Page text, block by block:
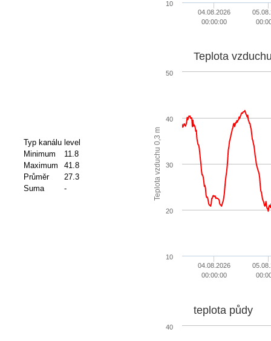
04.08.2026
00:00:00
10
Typ kanálu level
Minimum
11.8
Maximum
41.8
Průměr
27.3
Suma
- Teplota vzduchu 0,3 m
Teplota
04.08.2026
00:00:00
10
20
30
40
50
teplota půdy
40